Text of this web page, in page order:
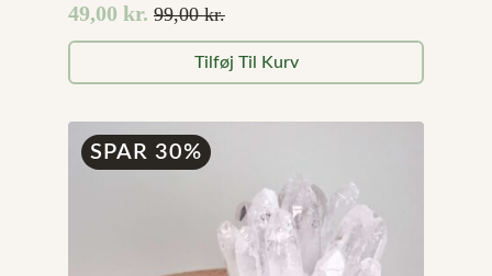
99,00kr.
Den
oprindelige
pris
99,00 kr..
49,00 kr.
Den
aktuelle
pris
49,00 kr..
Tilføj Til Kurv
SPAR 30%